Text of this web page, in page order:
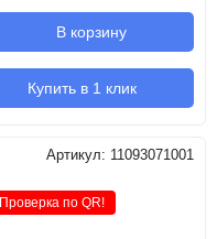
В корзину
Купить в 1 клик
Артикул: 11093071001
Проверка по QR!